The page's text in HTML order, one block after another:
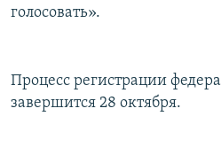
голосовать».
Процесс регистрации
завершится 28 октября.